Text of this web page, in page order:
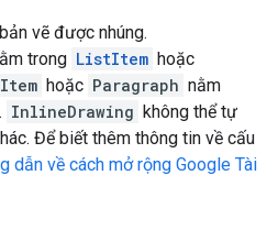
vẽ được nhúng.
trong ListItem hoặc
hoặc Paragraph nằm
. InlineDrawing không thể tự
Để biết thêm thông tin về cấu
dẫn về cách mở rộng Google Tài